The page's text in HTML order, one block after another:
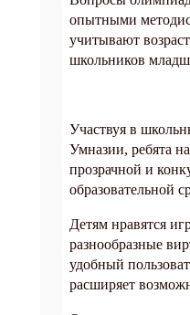
опытными
учитывают
школьников
Участвуя в
Умназии, ребята
прозрачной и
образовательной
Детям нравятся
разнообразные
удобный
расширяет